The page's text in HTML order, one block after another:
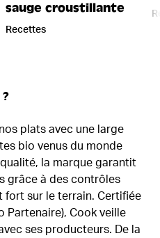
sauge croustillante
Recettes
plats avec une large
bio venus du monde
la marque garantit
grâce à des contrôles
fort sur le terrain. Certifiée
Partenaire), Cook veille
ses producteurs. De la